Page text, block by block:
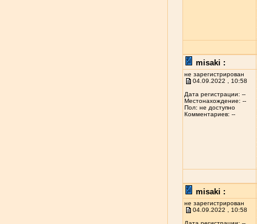
misaki :
не зарегистрирован
04.09.2022 , 10:58
Дата регистрации: --
Местонахождение: --
Пол: не доступно
Комментариев: --
misaki :
не зарегистрирован
04.09.2022 , 10:58